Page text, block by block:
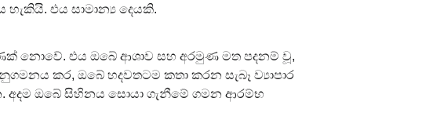
එය සාමාන්‍ය දෙයකි.
නොවේ. එය ඔබේ ආශාව සහ අරමුණ මත පදනම් වූ,
කර, ඔබේ හදවතටම කතා කරන සැබෑ ව්‍යාපාර
ඔබේ සිහිනය සොයා ගැනීමේ ගමන ආරම්භ